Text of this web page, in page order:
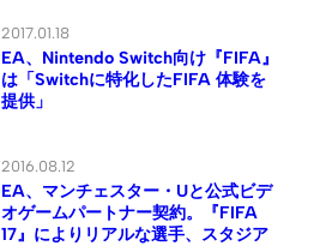
2017.01.18
EA、Nintendo Switch向け『FIFA』
は「Switchに特化したFIFA 体験を
提供」
2016.08.12
EA、マンチェスター・Uと公式ビデ
オゲームパートナー契約。『FIFA
17』によりリアルな選手、スタジア